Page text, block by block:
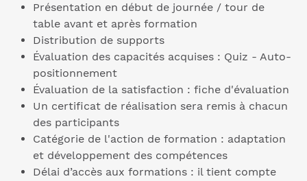
Présentation en début de journée / tour de
table avant et après formation
Distribution de supports
Évaluation des capacités acquises : Quiz - Auto-
positionnement
Évaluation de la satisfaction : fiche d'évaluation
Un certificat de réalisation sera remis à chacun
des participants
Catégorie de l'action de formation : adaptation
et développement des compétences
Délai d’accès aux formations : il tient compte